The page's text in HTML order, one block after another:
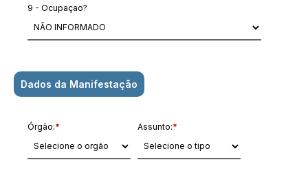
9 - Ocupaçao?
Dados da Manifestação
Órgão:* Assunto:*